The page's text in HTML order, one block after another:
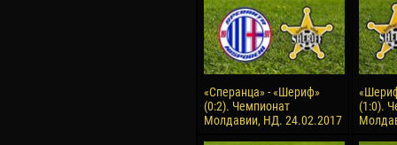
«Сперанца» - «Шериф»
(0:2). Чемпионат
Молдавии, НД. 24.02.2017
(1:0).